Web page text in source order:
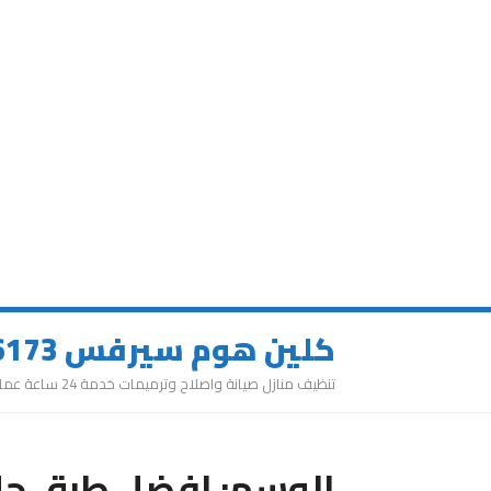
كلين هوم سيرفس 0543626173
تنظيف منازل صيانة واصلاح وترميمات خدمة 24 ساعة عمالة مميزة